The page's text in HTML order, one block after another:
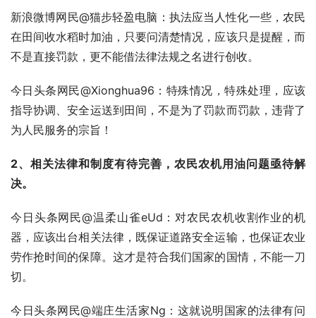
新浪微博网民@猫步轻盈电脑：执法应当人性化一些，农民
在田间收水稻时加油，只要问清楚情况，应该只是提醒，而
不是直接罚款，更不能借法律法规之名进行创收。
今日头条网民@Xionghua96：特殊情况，特殊处理，应该
指导协调、安全运送到田间，不是为了罚款而罚款，违背了
为人民服务的宗旨！
2、相关法律和制度有待完善，农民农机用油问题亟待解
决。
今日头条网民@温柔山雀eUd：对农民农机收割作业的机
器，应该出台相关法律，既保证道路安全运输，也保证农业
劳作抢时间的保障。这才是符合我们国家的国情，不能一刀
切。
今日头条网民@端庄生活家Ng：这就说明国家的法律有问